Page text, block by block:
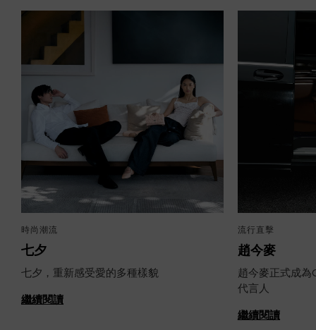
時尚潮流
七夕
七夕，重新感受愛的多種樣貌
繼續閱讀
流行直擊
趙今麥
趙今麥正式成為
代言人
繼續閱讀